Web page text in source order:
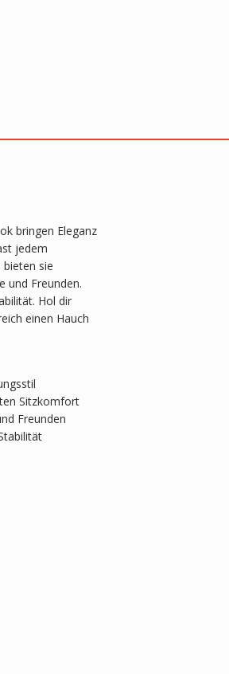
bringen Eleganz
jedem
sie
und Freunden.
Hol dir
einen Hauch
Sitzkomfort
Freunden